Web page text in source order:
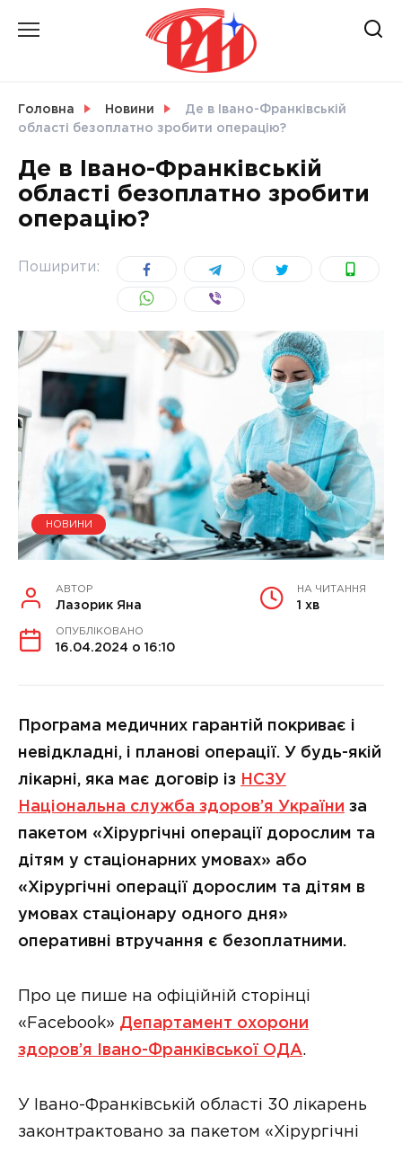
Головна Новини
Де в Івано-Франківській
області безоплатно зробити операцію?
Де в Івано-Франківській
області безоплатно зробити
операцію?
Поширити:
НОВИНИ
АВТОР
Лазорик Яна
НА ЧИТАННЯ
1 хв
ОПУБЛІКОВАНО
16.04.2024 о 16:10
Програма медичних гарантій покриває і
невідкладні, і планові операції. У будь-якій
лікарні, яка має договір із НСЗУ
Національна служба здоров’я України за
пакетом «Хірургічні операції дорослим та
дітям у стаціонарних умовах» або
«Хірургічні операції дорослим та дітям в
умовах стаціонару одного дня»
оперативні втручання є безоплатними.
Про це пише на офіційній сторінці
«Facebook» Департамент охорони
здоров’я Івано-Франківської ОДА.
У Івано-Франківській області 30 лікарень
законтрактовано за пакетом «Хірургічні